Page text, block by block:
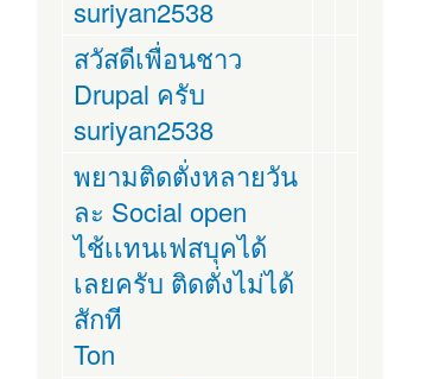
suriyan2538
สวัสดีเพื่อนชาว
Drupal ครับ
suriyan2538
พยามติดตั่งหลายวัน
ละ Social open
ไช้เเทนเฟสบุคได้
เลยครับ ติดตั่งไม่ได้
สักที
Ton